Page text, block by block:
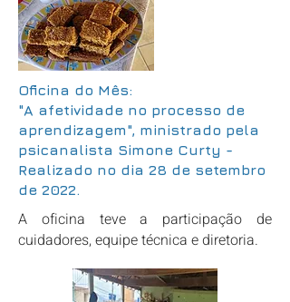
Oficina do Mês:
"A afetividade no processo de
aprendizagem", ministrado pela
psicanalista Simone Curty -
Realizado no dia 28 de setembro
de 2022.
A oficina teve a participação de
cuidadores, equipe técnica e diretoria.